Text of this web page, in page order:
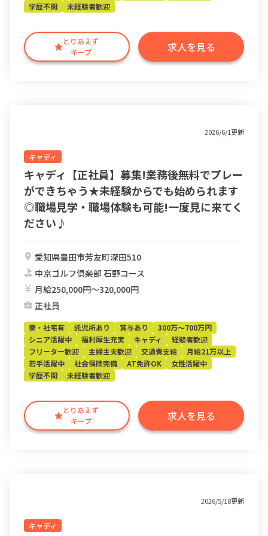
とりあえず
キープ
求人を見る
学歴不問
未経験者歓迎
2026/6/1更新
キャディ
キャディ【正社員】募集!業務後無料でプレー
ができちゃう★未経験からでも始められます
◎職場見学・職場体験も可能!一度見に来てく
ださい♪
愛知県豊田市芳友町深田510
中京ゴルフ倶楽部 石野コース
月給250,000円〜320,000円
正社員
とりあえず
キープ
求人を見る
寮・社宅有 託児所あり 賞与あり
300万～700万円
シニア活躍中
福利厚生充実 キャディ
経験者歓迎
フリーター歓迎
主婦主夫歓迎 交通費支給
月給21万以上
若手活躍中
社会保険完備 AT免許OK
女性活躍中
学歴不問
未経験者歓迎
2026/5/18更新
キャディ